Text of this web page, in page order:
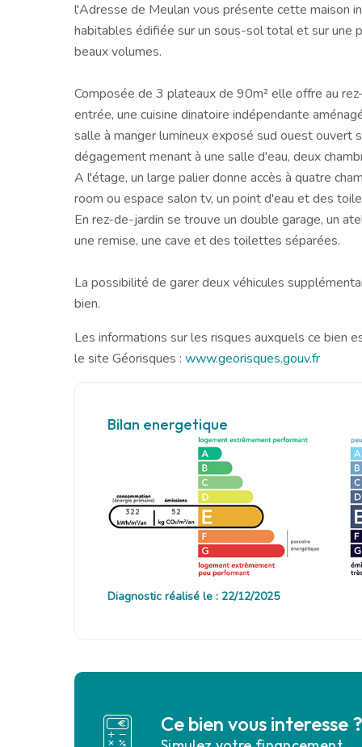
l'Adresse de Meulan vous présente cette maison
habitables édifiée sur un sous-sol total et sur une
beaux volumes.
Composée de 3 plateaux de 90m² elle offre au
entrée, une cuisine dinatoire indépendante
salle à manger lumineux exposé sud ouest ouvert
dégagement menant à une salle d'eau, deux
A l'étage, un large palier donne accès à quatre
room ou espace salon tv, un point d'eau et des
En rez-de-jardin se trouve un double garage, un
une remise, une cave et des toilettes séparées.
La possibilité de garer deux véhicules
bien.
Les informations sur les risques auxquels ce bien
le site Géorisques : www.georisques.gouv.fr
Bilan energetique
322 52
Diagnostic réalisé le : 22/12/2025
Ce bien vous interesse ?